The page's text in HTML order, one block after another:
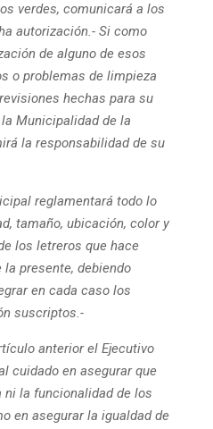
verdes, comunicará a los
autorización.- Si como
de alguno de esos
o problemas de limpieza
hechas para su
Municipalidad de la
la responsabilidad de su
reglamentará todo lo
tamaño, ubicación, color y
los letreros que hace
la presente, debiendo
en cada caso los
suscriptos.-
anterior el Ejecutivo
cuidado en asegurar que
la funcionalidad de los
en asegurar la igualdad de